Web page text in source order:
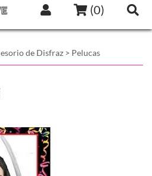
(0)
de Disfraz > Pelucas